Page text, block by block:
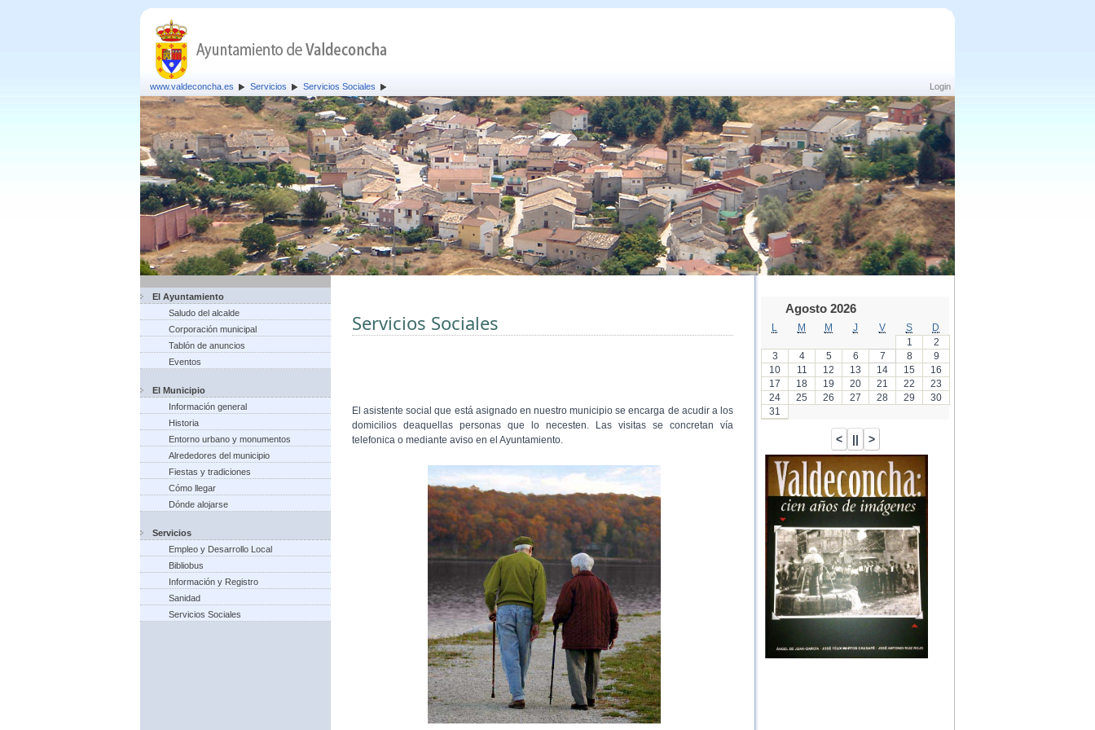
Login
www.valdeconcha.es Servicios Servicios Sociales
El Ayuntamiento
Saludo del alcalde
Corporación municipal
Tablón de anuncios
Eventos
El Municipio
Información general
Historia
Entorno urbano y monumentos
Alrededores del municipio
Fiestas y tradiciones
Cómo llegar
Dónde alojarse
Servicios
Empleo y Desarrollo Local
Bibliobus
Información y Registro
Sanidad
Servicios Sociales
Servicios Sociales
El asistente social que está asignado en nuestro municipio se encarga de acudir a los
domicilios deaquellas personas que lo necesten. Las visitas se concretan vía
telefonica o mediante aviso en el Ayuntamiento.
Agosto 2026
M M J V S
D
1
2
3
4 5 6 7 8
9
10
11 12 13 14 15
16
17
18 19 20 21 22
23
24
25 26 27 28 29
30
31